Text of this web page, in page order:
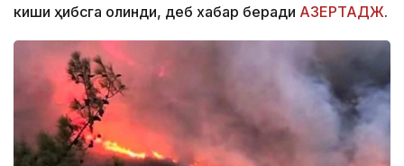
киши ҳибсга олинди, деб хабар беради АЗЕРТАДЖ.